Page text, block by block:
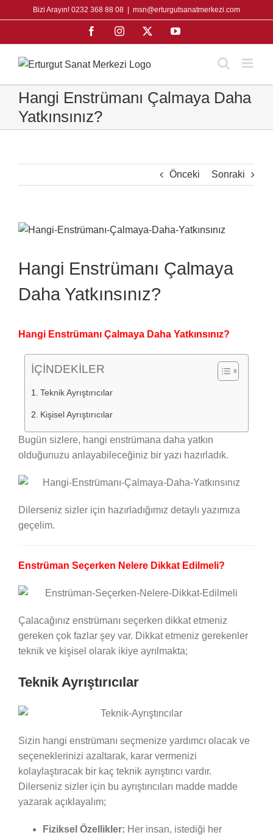
to
Bizi Arayın! 0232 368 88 08 msn@erturgutsanatmerkezi.com
FacebookInstagram YouTube
Hangi Enstrümanı Çalmaya Daha
Yatkınsınız?
Önceki Sonraki
View
Hangi Enstrümanı Çalmaya
Daha Yatkınsınız?
Hangi Enstrümanı Çalmaya Daha Yatkınsınız?
İÇİNDEKİLER
Teknik Ayrıştırıcılar
Kişisel Ayrıştırıcılar
Bugün sizlere, hangi enstrümana daha yatkın
olduğunuzu anlayabileceğiniz bir yazı hazırladık.
Dilerseniz sizler için hazırladığımız detaylı yazımıza
geçelim.
Enstrüman Seçerken Nelere Dikkat Edilmeli?
Çalacağınız enstrümanı seçerken dikkat etmeniz
gereken çok fazlar şey var. Dikkat etmeniz gerekenler
teknik ve kişisel olarak ikiye ayrılmakta;
Teknik Ayrıştırıcılar
Sizin hangi enstrümanı seçmenize yardımcı olacak ve
seçeneklerinizi azaltarak, karar vermenizi
kolaylaştıracak bir kaç teknik ayrıştırıcı vardır.
Dilerseniz sizler için bu ayrıştırıcıları madde madde
yazarak açıklayalım;
Fiziksel Özellikler: Her insan, istediği her